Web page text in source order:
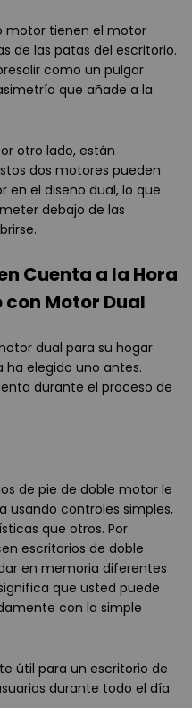
motor tienen el motor
de las patas del escritorio.
como un pulgar
que añade a la
otro lado, están
dos motores pueden
en el diseño dual, lo que
debajo de las
Cuenta a la Hora
con Motor Dual
dual para su hogar
elegido uno antes.
durante el proceso de
de pie de doble motor le
usando controles simples,
que otros. Por
escritorios de doble
en memoria diferentes
que usted puede
con la simple
útil para un escritorio de
durante todo el día.